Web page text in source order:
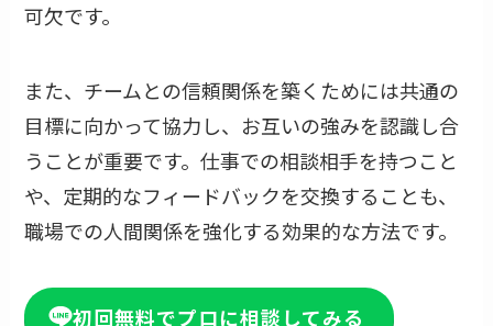
可欠です。
また、チームとの信頼関係を築くためには共通の
目標に向かって協力し、お互いの強みを認識し合
うことが重要です。仕事での相談相手を持つこと
や、定期的なフィードバックを交換することも、
職場での人間関係を強化する効果的な方法です。
初回無料でプロに相談してみる